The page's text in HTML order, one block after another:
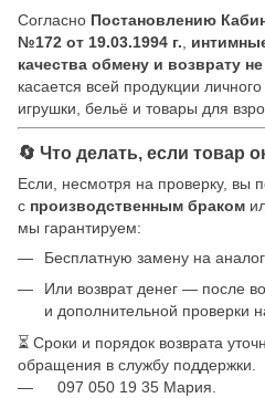
Согласно Постановлению
№172 от 19.03.1994 г.
качества обмену и возврату
касается всей продукции
игрушки, бельё и товары для
🔄 Что делать, если товар
Если, несмотря на проверку, вы
с производственным браком
мы гарантируем:
Бесплатную замену на
Или возврат денег — после
и дополнительной проверки
⏳ Сроки и порядок возврата
обращения в службу поддержки.
097 050 19 35 Мария.